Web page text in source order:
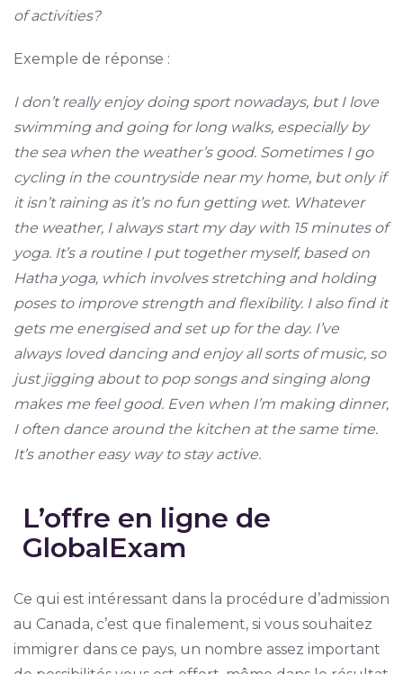
of activities?
Exemple de réponse :
I don’t really enjoy doing sport nowadays, but I love
swimming and going for long walks, especially by
the sea when the weather’s good. Sometimes I go
cycling in the countryside near my home, but only if
it isn’t raining as it’s no fun getting wet. Whatever
the weather, I always start my day with 15 minutes of
yoga. It’s a routine I put together myself, based on
Hatha yoga, which involves stretching and holding
poses to improve strength and flexibility. I also find it
gets me energised and set up for the day. I’ve
always loved dancing and enjoy all sorts of music, so
just jigging about to pop songs and singing along
makes me feel good. Even when I’m making dinner,
I often dance around the kitchen at the same time.
It’s another easy way to stay active.
L’offre en ligne de
GlobalExam
Ce qui est intéressant dans la procédure d’admission
au Canada, c’est que finalement, si vous souhaitez
immigrer dans ce pays, un nombre assez important